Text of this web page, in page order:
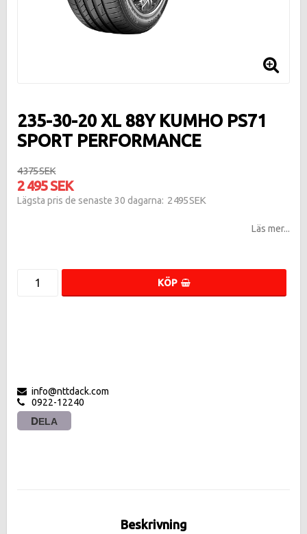
235-30-20 XL 88Y KUMHO PS71
SPORT PERFORMANCE
4 375 SEK
2 495 SEK
Lägsta pris de senaste 30 dagarna 2 495 SEK
Läs mer...
KÖP
info@nttdack.com
0922-12240
DELA
Beskrivning